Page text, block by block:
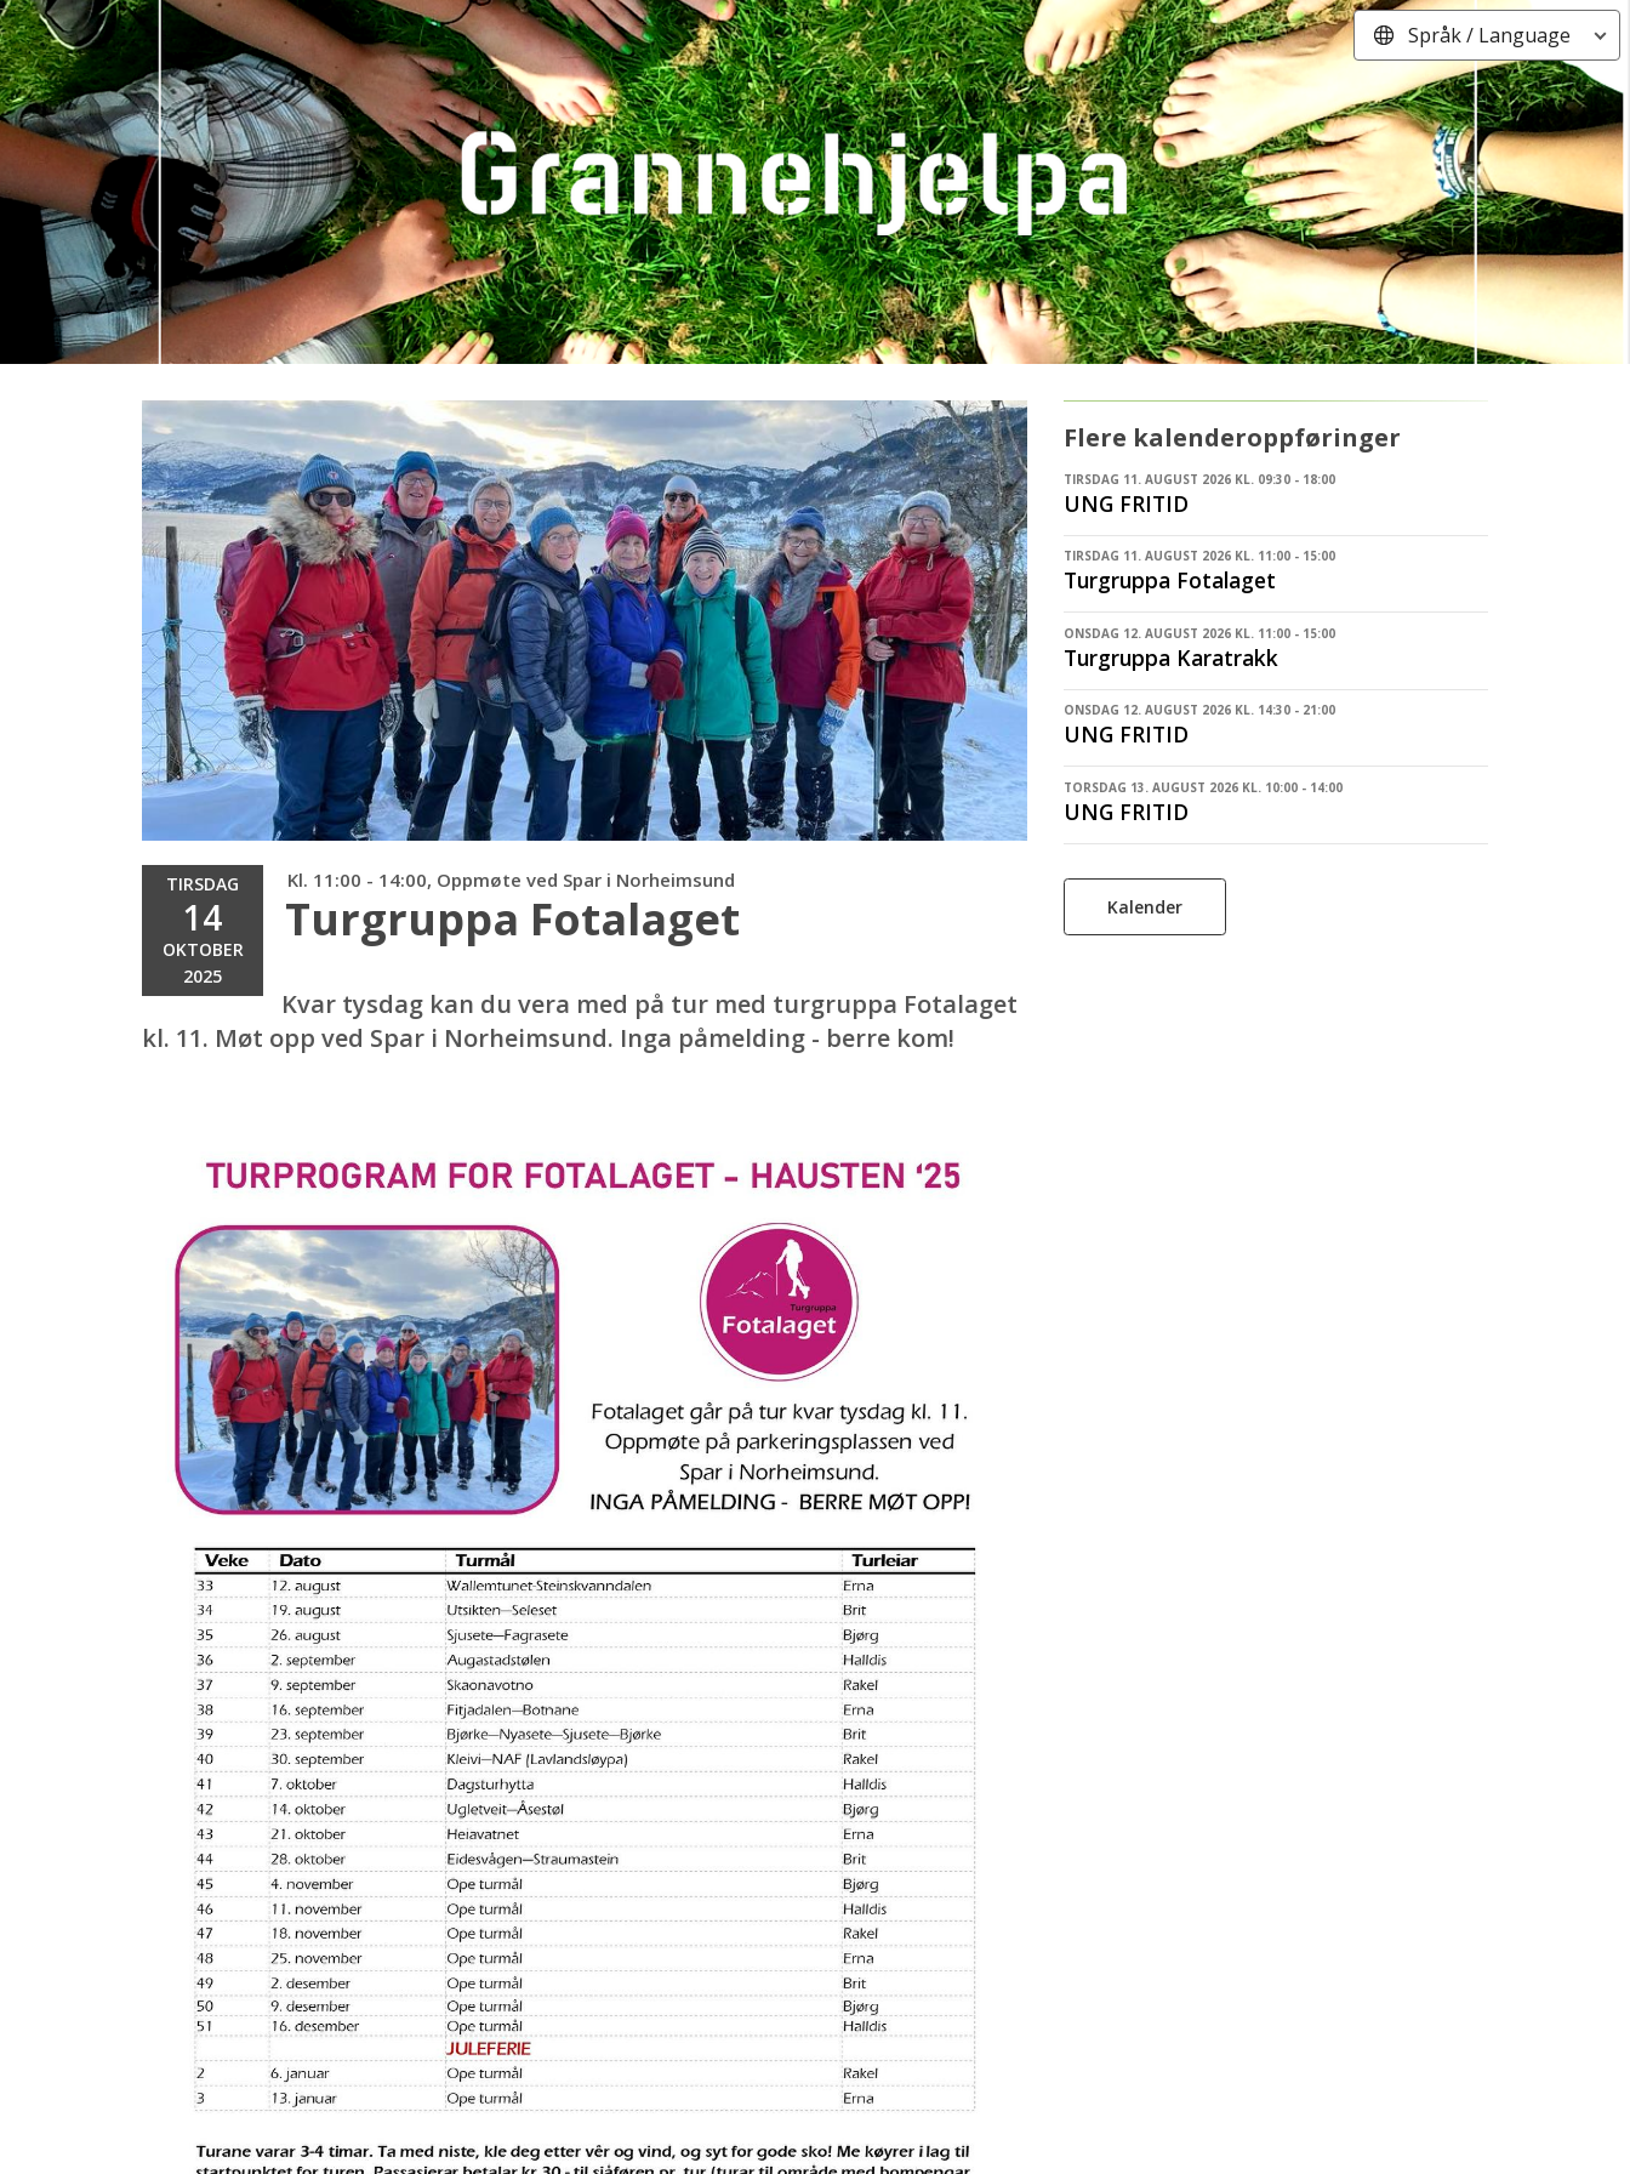
Språk / Language
TIRSDAG
14
OKTOBER
2025
Kl. 11:00 - 14:00, Oppmøte ved Spar i Norheimsund
Turgruppa Fotalaget
Kvar tysdag kan du vera med på tur med turgruppa Fotalaget
kl. 11. Møt opp ved Spar i Norheimsund. Inga påmelding - berre kom!
Flere kalenderoppføringer
TIRSDAG 11. AUGUST 2026 KL. 09:30 - 18:00
UNG FRITID
TIRSDAG 11. AUGUST 2026 KL. 11:00 - 15:00
Turgruppa Fotalaget
ONSDAG 12. AUGUST 2026 KL. 11:00 - 15:00
Turgruppa Karatrakk
ONSDAG 12. AUGUST 2026 KL. 14:30 - 21:00
UNG FRITID
TORSDAG 13. AUGUST 2026 KL. 10:00 - 14:00
UNG FRITID
Kalender